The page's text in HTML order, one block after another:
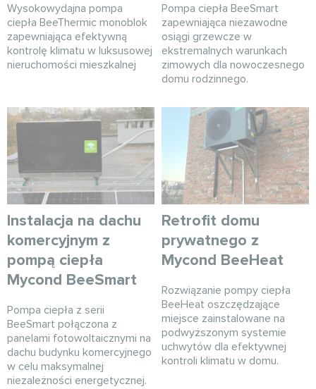
Wysokowydajna pompa
ciepła BeeThermic monoblok
zapewniająca efektywną
kontrolę klimatu w luksusowej
nieruchomości mieszkalnej
Pompa ciepła BeeSmart
zapewniająca niezawodne
osiągi grzewcze w
ekstremalnych warunkach
zimowych dla nowoczesnego
domu rodzinnego.
Instalacja na dachu
komercyjnym z
pompą ciepła
Mycond BeeSmart
Pompa ciepła z serii
BeeSmart połączona z
panelami fotowoltaicznymi na
dachu budynku komercyjnego
w celu maksymalnej
niezależności energetycznej.
Retrofit domu
prywatnego z
Mycond BeeHeat
Rozwiązanie pompy ciepła
BeeHeat oszczędzające
miejsce zainstalowane na
podwyższonym systemie
uchwytów dla efektywnej
kontroli klimatu w domu.